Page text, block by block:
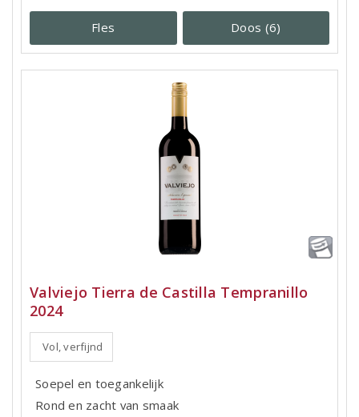
Fles Doos (6)
Valviejo Tierra de Castilla Tempranillo
2024
Vol, verfijnd
Soepel en toegankelijk
Rond en zacht van smaak